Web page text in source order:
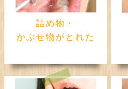
詰め物・
かぶせ物がとれた